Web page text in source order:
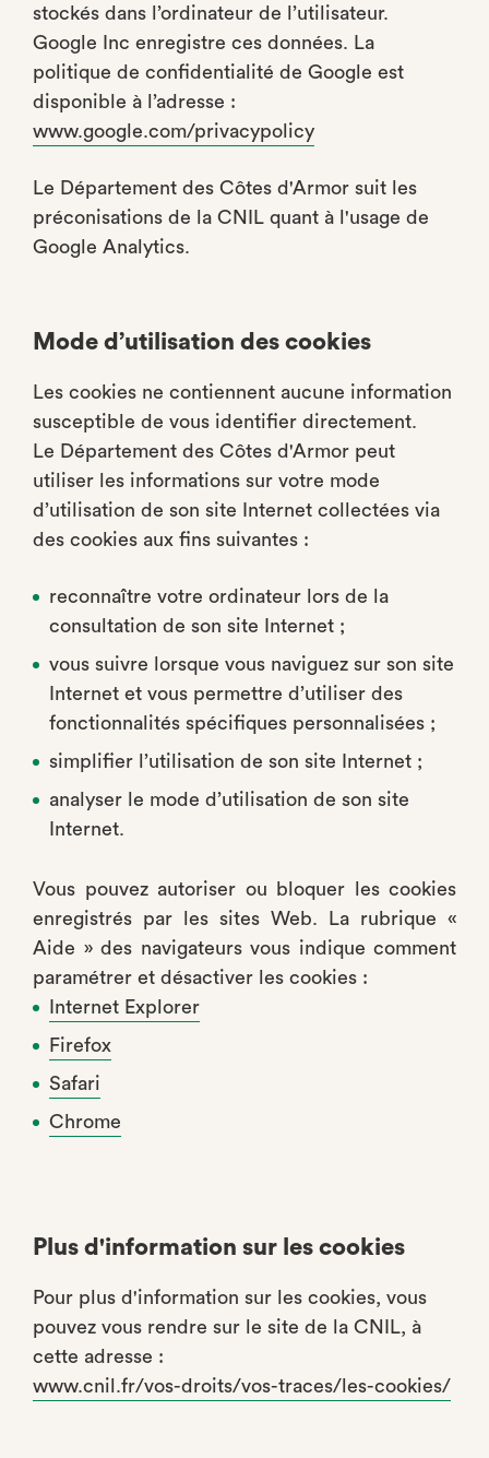
stockés dans l’ordinateur de l’utilisateur.
Google Inc enregistre ces données. La
politique de confidentialité de Google est
disponible à l’adresse :
www.google.com/privacypolicy
Le Département des Côtes d'Armor suit les
préconisations de la CNIL quant à l'usage de
Google Analytics.
Mode d’utilisation des cookies
Les cookies ne contiennent aucune information
susceptible de vous identifier directement.
Le Département des Côtes d'Armor peut
utiliser les informations sur votre mode
d’utilisation de son site Internet collectées via
des cookies aux fins suivantes :
reconnaître votre ordinateur lors de la
consultation de son site Internet ;
vous suivre lorsque vous naviguez sur son site
Internet et vous permettre d’utiliser des
fonctionnalités spécifiques personnalisées ;
simplifier l’utilisation de son site Internet ;
analyser le mode d’utilisation de son site
Internet.
Vous pouvez autoriser ou bloquer les cookies
enregistrés par les sites Web. La rubrique «
Aide » des navigateurs vous indique comment
paramétrer et désactiver les cookies :
Internet Explorer
Firefox
Safari
Chrome
Plus d'information sur les cookies
Pour plus d'information sur les cookies, vous
pouvez vous rendre sur le site de la CNIL, à
cette adresse :
www.cnil.fr/vos-droits/vos-traces/les-cookies/